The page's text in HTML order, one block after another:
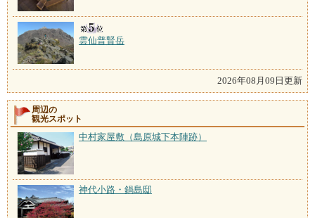
雲仙普賢岳
2026年08月09日更新
周辺の
観光スポット
中村家屋敷（島原城下本陣跡）
神代小路・鍋島邸